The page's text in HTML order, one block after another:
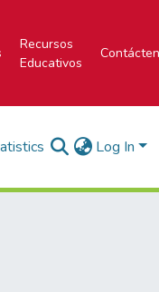
Recursos
Educativos
Log In